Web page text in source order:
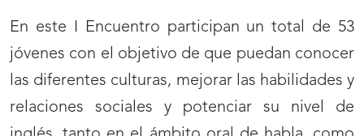
En este I Encuentro participan un total de 53
jóvenes con el objetivo de que puedan conocer
las diferentes culturas, mejorar las habilidades y
relaciones sociales y potenciar su nivel de